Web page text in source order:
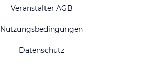
Veranstalter AGB
Nutzungsbedingungen
Datenschutz